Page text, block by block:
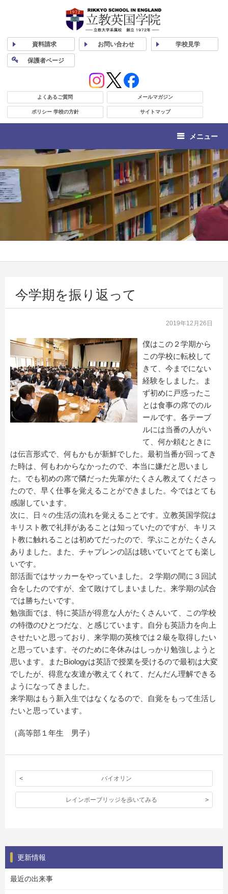
資料請求 お問い合わせ 学校見学
保護者ページ
よくあるご質問 メールマガジン
ポリシー 学校の方針 サイトマップ
メニュー
今学期を振り返って
2019年12月26日
僕はこの２学期から
この学校に転校して
きて、今までにない
経験をしました。ま
ず初めに戸惑ったこ
とは食事の席でのル
ールです。各テーブ
ルには当番の人がい
て、何か頼むときに
は伝言形式で、何もかもが新鮮でした。最初当番が回ってき
た時は、何もわからなかったので、本当に嫌だと思いまし
た。でも初めの席で隣だった先輩がたくさん教えてくださっ
たので、早く仕事を覚えることができました。今ではとても
感謝しています。
次に、日々の生活の流れを覚えることです。立教英国学院は
キリスト教で礼拝があることは知っていたのですが、キリス
ト教に触れることは初めてだったので、学ぶことがたくさん
ありました。また、チャプレンの話は聴いていてとても楽し
いです。
部活面ではサッカーをやっていました。２学期の間に３回試
合をしたのですが、全て敗けてしまいました。来学期の試合
では勝ちたいです。
勉強面では、特に英語が得意な人がたくさんいて、この学校
の特徴のひとつだな、と感じています。自分も英語力を向上
させたいと思っており、来学期の英検では２級を取得したい
と思っています。そのために冬休みはしっかり勉強しようと
思います。またBiologyは英語で授業を受けるので最初は大変
でしたが、得意な友達が教えてくれて、だんだん理解できる
ようになってきました。
来学期はもう新入生ではなくなるので、自覚をもって生活し
たいと思っています。
（高等部１年生 男子）
バイオリン
レインボーブリッジを歩いてみる
更新情報
最近の出来事